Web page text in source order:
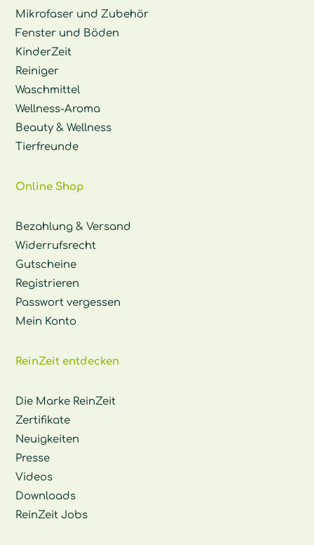
Mikrofaser und Zubehör
Fenster und Böden
KinderZeit
Reiniger
Waschmittel
Wellness-Aroma
Beauty & Wellness
Tierfreunde
Online Shop
Bezahlung & Versand
Widerrufsrecht
Gutscheine
Registrieren
Passwort vergessen
Mein Konto
ReinZeit entdecken
Die Marke ReinZeit
Zertifikate
Neuigkeiten
Presse
Videos
Downloads
ReinZeit Jobs